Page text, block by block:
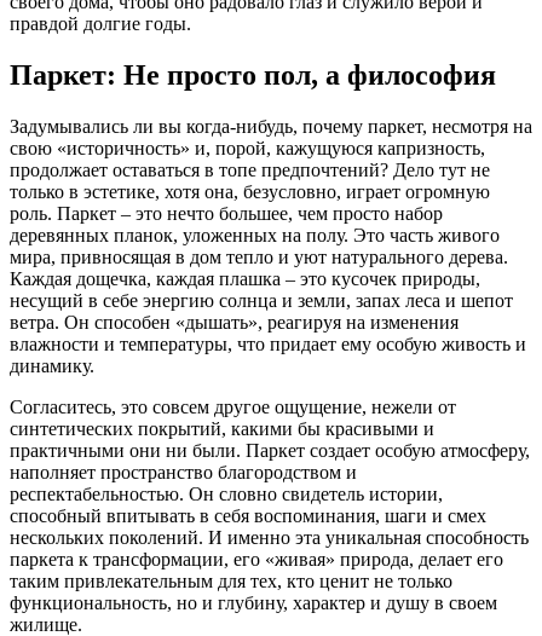
правдой долгие годы.
Паркет: Не просто пол, а философия
Задумывались ли вы когда-нибудь, почему паркет, несмотря на
свою «историчность» и, порой, кажущуюся капризность,
продолжает оставаться в топе предпочтений? Дело тут не
только в эстетике, хотя она, безусловно, играет огромную
роль. Паркет – это нечто большее, чем просто набор
деревянных планок, уложенных на полу. Это часть живого
мира, привносящая в дом тепло и уют натурального дерева.
Каждая дощечка, каждая плашка – это кусочек природы,
несущий в себе энергию солнца и земли, запах леса и шепот
ветра. Он способен «дышать», реагируя на изменения
влажности и температуры, что придает ему особую живость и
динамику.
Согласитесь, это совсем другое ощущение, нежели от
синтетических покрытий, какими бы красивыми и
практичными они ни были. Паркет создает особую атмосферу,
наполняет пространство благородством и
респектабельностью. Он словно свидетель истории,
способный впитывать в себя воспоминания, шаги и смех
нескольких поколений. И именно эта уникальная способность
паркета к трансформации, его «живая» природа, делает его
таким привлекательным для тех, кто ценит не только
функциональность, но и глубину, характер и душу в своем
жилище.